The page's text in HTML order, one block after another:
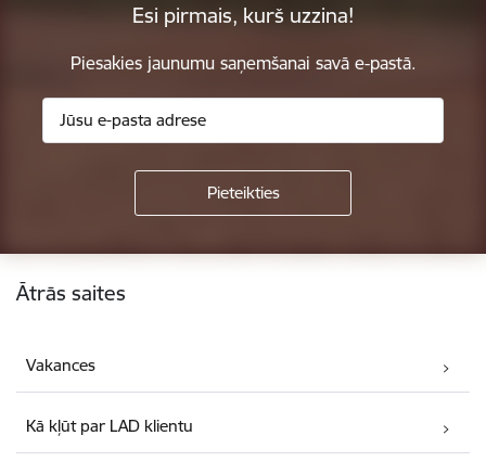
Esi pirmais, kurš uzzina!
Piesakies jaunumu saņemšanai savā e-pastā.
Kājene
Ātrās saites
Vakances
Kā kļūt par LAD klientu